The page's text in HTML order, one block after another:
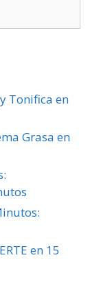
Tonifica en
Grasa en
en 15